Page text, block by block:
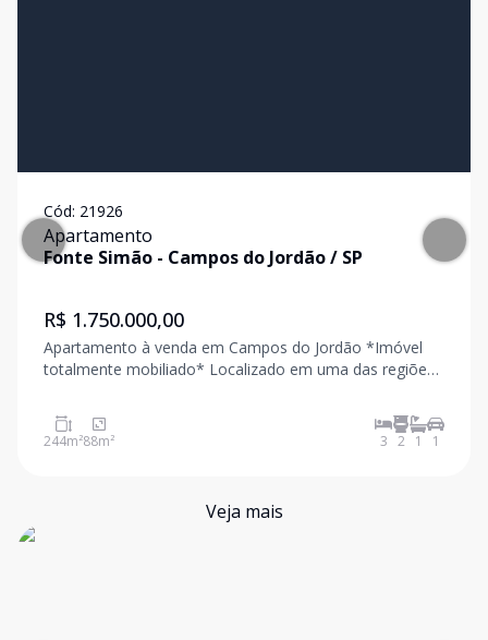
Cód: 21926
Apartamento
Fonte Simão - Campos do Jordão/ SP
R$ 1.750.000,00
Apartamento à venda em Campos do Jordão *Imóvel
totalmente mobiliado* Localizado em uma das regiões
apartamento está a menos de 3 minutos do Parque
Capivari, na região central, proporcionando prat
244m²88m² 3 2 1 1
Veja mais